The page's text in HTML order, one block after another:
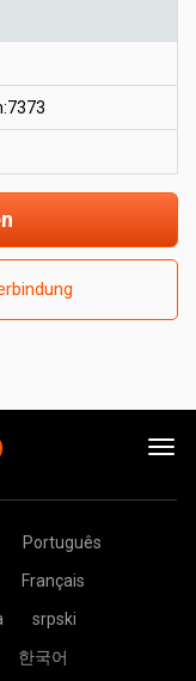
Português
Français
srpski
한국어